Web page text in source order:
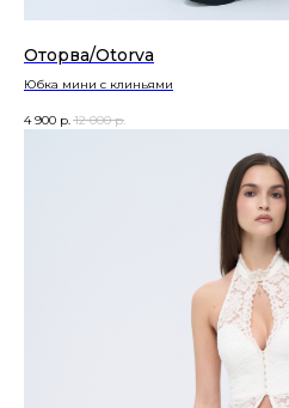
Оторва/Otorva
Юбка мини с клиньями
4 900 р. 12 000 р.